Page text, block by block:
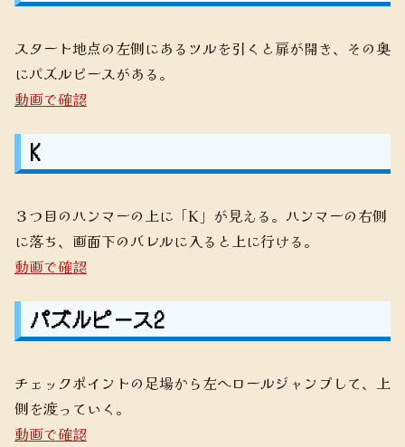
スタート地点の左側にあるツルを引くと扉が開き、その奥
にパズルピースがある。
動画で確認
K
３つ目のハンマーの上に「K」が見える。ハンマーの右側
に落ち、画面下のバレルに入ると上に行ける。
動画で確認
パズルピース2
チェックポイントの足場から左へロールジャンプして、上
側を渡っていく。
動画で確認